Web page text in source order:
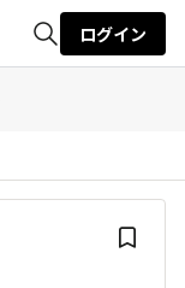
検索
ログイン